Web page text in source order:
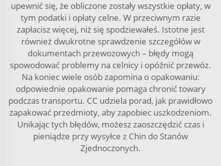
upewnić się, że obliczone zostały wszystkie opłaty, w
tym podatki i opłaty celne. W przeciwnym razie
zapłacisz więcej, niż się spodziewałeś. Istotne jest
również dwukrotne sprawdzenie szczegółów w
dokumentach przewozowych – błędy mogą
spowodować problemy na celnicy i opóźnić przewóz.
Na koniec wiele osób zapomina o opakowaniu:
odpowiednie opakowanie pomaga chronić towary
podczas transportu. CC udziela porad, jak prawidłowo
zapakować przedmioty, aby zapobiec uszkodzeniom.
Unikając tych błędów, możesz zaoszczędzić czas i
pieniądze przy wysyłce z Chin do Stanów
Zjednoczonych.